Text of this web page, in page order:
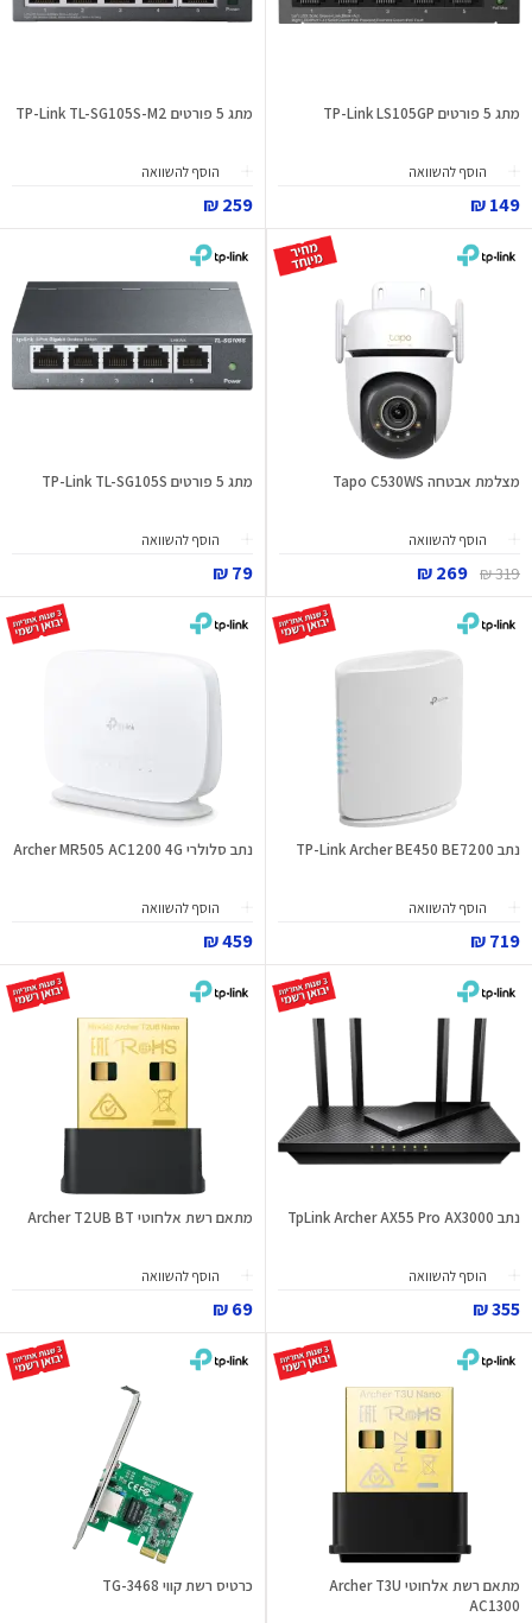
מתג 5 פורטים TP-Link LS105GP
הוסף להשוואה
149 ₪
מתג 5 פורטים TP-Link TL-SG105S-M2
הוסף להשוואה
259 ₪
מצלמת אבטחה Tapo C530WS
הוסף להשוואה
319 ₪
269 ₪
מתג 5 פורטים TP-Link TL-SG105S
הוסף להשוואה
79 ₪
נתב TP-Link Archer BE450 BE7200
הוסף להשוואה
719 ₪
נתב סלולרי Archer MR505 AC1200 4G
הוסף להשוואה
459 ₪
נתב TpLink Archer AX55 Pro AX3000
הוסף להשוואה
355 ₪
מתאם רשת אלחוטי Archer T2UB BT
הוסף להשוואה
69 ₪
מתאם רשת אלחוטי Archer T3U
AC1300
כרטיס רשת קווי TG-3468